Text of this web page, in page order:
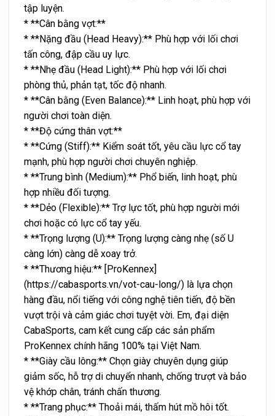
tập luyện.
* **Cân bằng vợt:**
* **Nặng đầu (Head Heavy):** Phù hợp với lối chơi
tấn công, đập cầu uy lực.
* **Nhẹ đầu (Head Light):** Phù hợp với lối chơi
phòng thủ, phản tạt, tốc độ nhanh.
* **Cân bằng (Even Balance):** Linh hoạt, phù hợp với
người chơi toàn diện.
* **Độ cứng thân vợt:**
* **Cứng (Stiff):** Kiểm soát tốt, yêu cầu lực cổ tay
mạnh, phù hợp người chơi chuyên nghiệp.
* **Trung bình (Medium):** Phổ biến, linh hoạt, phù
hợp nhiều đối tượng.
* **Dẻo (Flexible):** Trợ lực tốt, phù hợp người mới
chơi hoặc có lực cổ tay yếu.
* **Trọng lượng (U):** Trọng lượng càng nhẹ (số U
càng lớn) càng dễ xoay trở.
* **Thương hiệu:** [ProKennex]
(https://cabasports.vn/vot-cau-long/) là lựa chọn
hàng đầu, nổi tiếng với công nghệ tiên tiến, độ bền
vượt trội và cảm giác chơi tuyệt vời. Em, đại diện
CabaSports, cam kết cung cấp các sản phẩm
ProKennex chính hãng 100% tại Việt Nam.
* **Giày cầu lông:** Chọn giày chuyên dụng giúp
giảm sốc, hỗ trợ di chuyển nhanh, chống trượt và bảo
vệ khớp chân, tránh chấn thương.
* **Trang phục:** Thoải mái, thấm hút mồ hôi tốt.